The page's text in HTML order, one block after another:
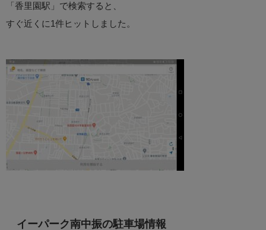
「香里園駅」で検索すると、
すぐ近くに1件ヒットしました。
イーパーク南中振の駐車場情報